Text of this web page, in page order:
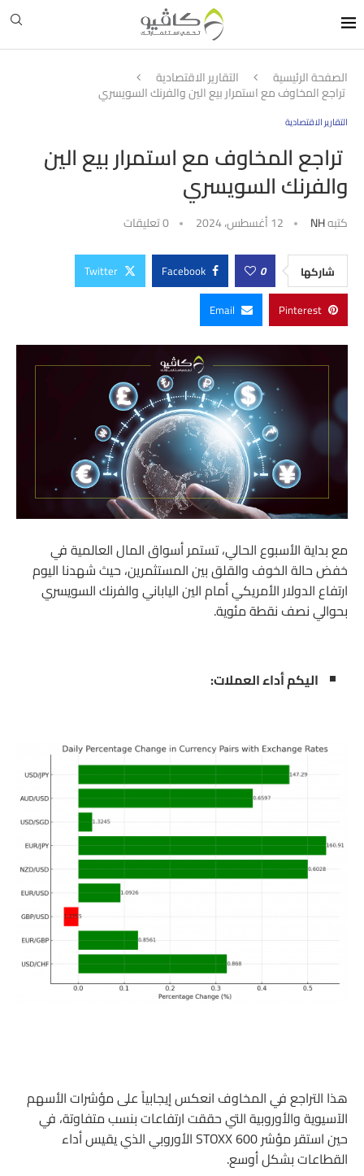
الصفحة الرئيسية التقارير الاقتصادية
تراجع المخاوف مع استمرار بيع الين والفرنك السويسري
التقارير الاقتصادية
تراجع المخاوف مع استمرار بيع الين
والفرنك السويسري
كتبهNH 12 أغسطس، 2024 0 تعليقات
شاركها 0
Facebook
Twitter
Pinterest
Email
مع بداية الأسبوع الحالي، تستمر أسواق المال العالمية في
خفض حالة الخوف والقلق بين المستثمرين، حيث شهدنا اليوم
ارتفاع الدولار الأمريكي أمام الين الياباني والفرنك السويسري
بحوالي نصف نقطة مئوية.
اليكم أداء العملات:
هذا التراجع في المخاوف انعكس إيجابياً على مؤشرات الأسهم
الآسيوية والأوروبية التي حققت ارتفاعات بنسب متفاوتة، في
حين استقر مؤشر STOXX 600 الأوروبي الذي يقيس أداء
القطاعات بشكل أوسع.